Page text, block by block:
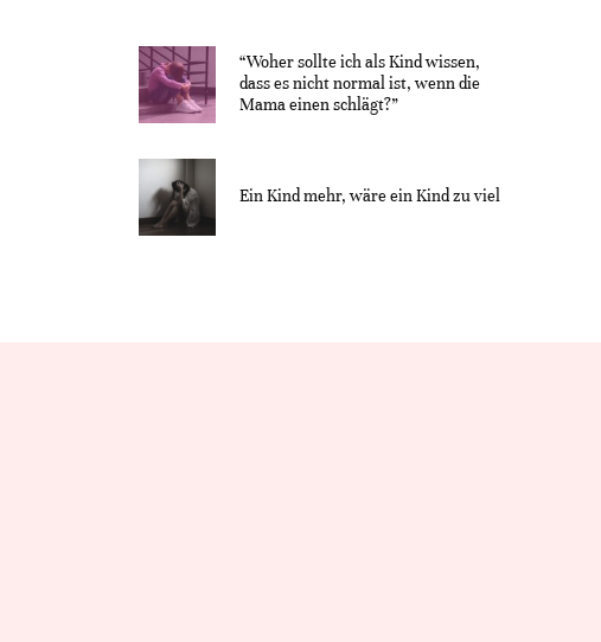
“Woher sollte ich als Kind wissen,
dass es nicht normal ist, wenn die
Mama einen schlägt?”
Ein Kind mehr, wäre ein Kind zu viel